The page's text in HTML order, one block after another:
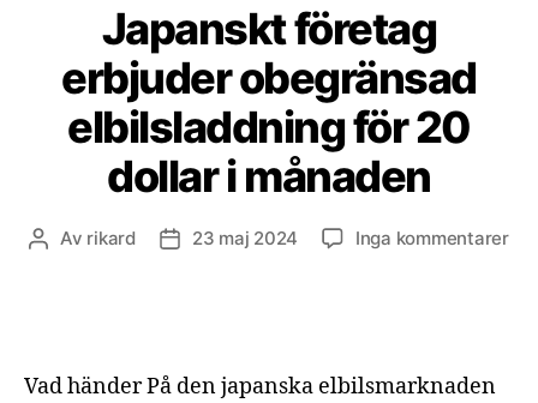
Japanskt företag
erbjuder obegränsad
elbilsladdning för 20
dollar i månaden
Inläggsförfattare
Av rikard Inläggsdatum
23 maj 2024 Inga kommentarertill
Vad händer På den japanska elbilsmarknaden